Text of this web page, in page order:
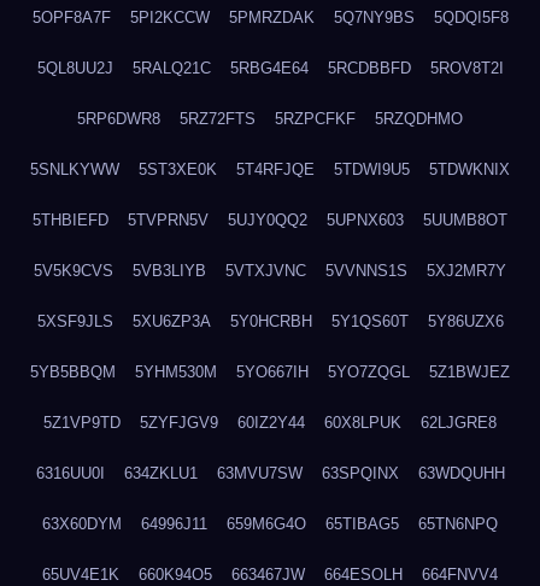
5OPF8A7F 5PI2KCCW 5PMRZDAK 5Q7NY9BS 5QDQI5F8
5QL8UU2J 5RALQ21C 5RBG4E64 5RCDBBFD 5ROV8T2I
5RP6DWR8 5RZ72FTS 5RZPCFKF 5RZQDHMO
5SNLKYWW 5ST3XE0K 5T4RFJQE 5TDWI9U5 5TDWKNIX
5THBIEFD 5TVPRN5V 5UJY0QQ2 5UPNX603 5UUMB8OT
5V5K9CVS 5VB3LIYB 5VTXJVNC 5VVNNS1S 5XJ2MR7Y
5XSF9JLS 5XU6ZP3A 5Y0HCRBH 5Y1QS60T 5Y86UZX6
5YB5BBQM 5YHM530M 5YO667IH 5YO7ZQGL 5Z1BWJEZ
5Z1VP9TD 5ZYFJGV9 60IZ2Y44 60X8LPUK 62LJGRE8
6316UU0I 634ZKLU1 63MVU7SW 63SPQINX 63WDQUHH
63X60DYM 64996J11 659M6G4O 65TIBAG5 65TN6NPQ
65UV4E1K 660K94O5 663467JW 664ESOLH 664FNVV4